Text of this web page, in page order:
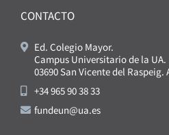
CONTACTO
Ed. Colegio Mayor.
Campus Universitario de la UA.
03690 San Vicente del Raspeig.
+34 965 90 38 33
fundeun@ua.es